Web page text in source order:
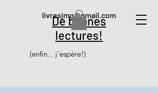
De bonnes
lectures!
(enfin... j'espère!)
livresjmg@gmail.com